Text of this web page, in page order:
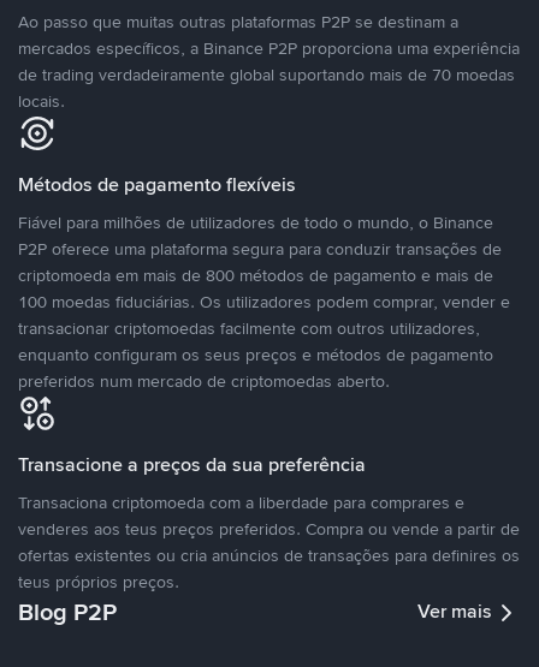
Ao passo que muitas outras plataformas P2P se destinam a
mercados específicos, a Binance P2P proporciona uma experiência
de trading verdadeiramente global suportando mais de 70 moedas
locais.
Métodos de pagamento flexíveis
Fiável para milhões de utilizadores de todo o mundo, o Binance
P2P oferece uma plataforma segura para conduzir transações de
criptomoeda em mais de 800 métodos de pagamento e mais de
100 moedas fiduciárias. Os utilizadores podem comprar, vender e
transacionar criptomoedas facilmente com outros utilizadores,
enquanto configuram os seus preços e métodos de pagamento
preferidos num mercado de criptomoedas aberto.
Transacione a preços da sua preferência
Transaciona criptomoeda com a liberdade para comprares e
venderes aos teus preços preferidos. Compra ou vende a partir de
ofertas existentes ou cria anúncios de transações para definires os
teus próprios preços.
Blog P2P Ver mais